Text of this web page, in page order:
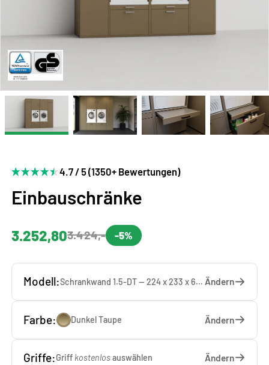
4.7 / 5 (1350+ Bewertungen)
Einbauschränke
3.252,803.424,- -5%
Modell: Schrankwand 1.5-DT — 224 x 233 x 65 cm Ändern
Farbe: Dunkel Taupe Ändern
Griffe:Griff kostenlosauswählen Ändern